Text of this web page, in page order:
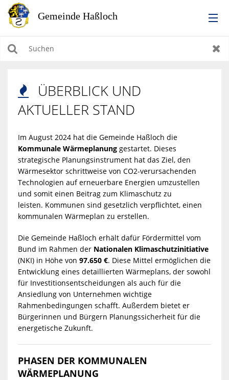
RATHAUS
BILDUNG & KULTUR
TOURISMUS

ÜBERBLICK UND
AKTUELLER STAND
Im August 2024 hat die Gemeinde Haßloch die
Kommunale Wärmeplanunggestartet. Dieses
strategische Planungsinstrument hat das Ziel, den
Wärmesektor schrittweise von CO2-verursachenden
Technologien auf erneuerbare Energien umzustellen
und somit einen Beitrag zum Klimaschutz zu
leisten. Kommunen sind gesetzlich verpflichtet, einen
kommunalen Wärmeplan zu erstellen.
Die Gemeinde Haßloch erhält dafür Fördermittel vom
Bund im Rahmen der Nationalen Klimaschutzinitiative
(NKI) in Höhe von 97.650 €. Diese Mittel ermöglichen die
Entwicklung eines detaillierten Wärmeplans, der sowohl
für Investitionsentscheidungen als auch für die
Ansiedlung von Unternehmen wichtige
Rahmenbedingungen schafft. Außerdem bietet er
Bürgerinnen und Bürgern Planungssicherheit für die
energetische Zukunft.
PHASEN DER KOMMUNALEN
WÄRMEPLANUNG